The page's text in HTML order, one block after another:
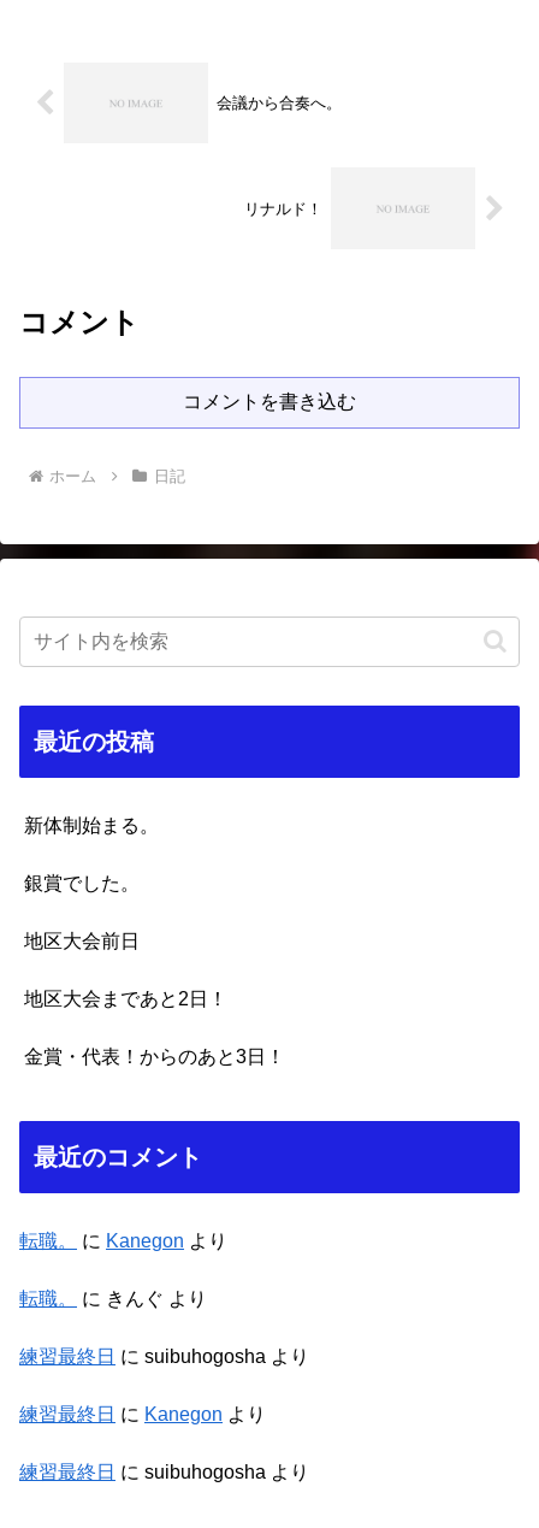
会議から合奏へ。
リナルド！
コメント
コメントを書き込む
ホーム 日記
最近の投稿
新体制始まる。
銀賞でした。
地区大会前日
地区大会まであと2日！
金賞・代表！からのあと3日！
最近のコメント
転職。 に Kanegon より
転職。 に きんぐ より
練習最終日 に suibuhogosha より
練習最終日 に Kanegon より
練習最終日 に suibuhogosha より